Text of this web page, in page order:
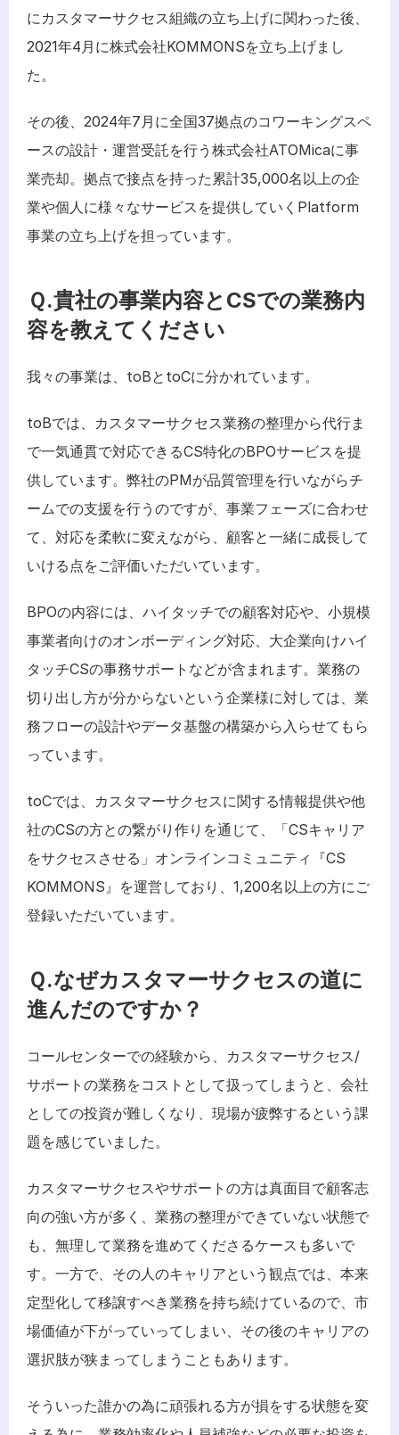
にカスタマーサクセス組織の立ち上げに関わった後、
2021年4月に株式会社KOMMONSを立ち上げまし
た。
その後、2024年7月に全国37拠点のコワーキングスペ
ースの設計・運営受託を行う株式会社ATOMicaに事
業売却。拠点で接点を持った累計35,000名以上の企
業や個人に様々なサービスを提供していくPlatform
事業の立ち上げを担っています。
Ｑ.貴社の事業内容とCSでの業務内
容を教えてください
我々の事業は、toBとtoCに分かれています。
toBでは、カスタマーサクセス業務の整理から代行ま
で一気通貫で対応できるCS特化のBPOサービスを提
供しています。弊社のPMが品質管理を行いながらチ
ームでの支援を行うのですが、事業フェーズに合わせ
て、対応を柔軟に変えながら、顧客と一緒に成長して
いける点をご評価いただいています。
BPOの内容には、ハイタッチでの顧客対応や、小規模
事業者向けのオンボーディング対応、大企業向けハイ
タッチCSの事務サポートなどが含まれます。業務の
切り出し方が分からないという企業様に対しては、業
務フローの設計やデータ基盤の構築から入らせてもら
っています。
toCでは、カスタマーサクセスに関する情報提供や他
社のCSの方との繋がり作りを通じて、「CSキャリア
をサクセスさせる」オンラインコミュニティ『CS
KOMMONS』を運営しており、1,200名以上の方にご
登録いただいています。
Ｑ.なぜカスタマーサクセスの道に
進んだのですか？
コールセンターでの経験から、カスタマーサクセス/
サポートの業務をコストとして扱ってしまうと、会社
としての投資が難しくなり、現場が疲弊するという課
題を感じていました。
カスタマーサクセスやサポートの方は真面目で顧客志
向の強い方が多く、業務の整理ができていない状態で
も、無理して業務を進めてくださるケースも多いで
す。一方で、その人のキャリアという観点では、本来
定型化して移譲すべき業務を持ち続けているので、市
場価値が下がっていってしまい、その後のキャリアの
選択肢が狭まってしまうこともあります。
そういった誰かの為に頑張れる方が損をする状態を変